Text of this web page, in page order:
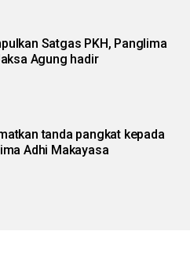
Satgas PKH, Panglima
Agung hadir
tanda pangkat kepada
Adhi Makayasa